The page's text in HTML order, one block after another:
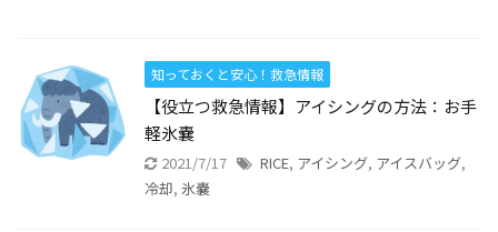
知っておくと安心！救急情報
【役立つ救急情報】アイシングの方法：お手
軽氷嚢
2021/7/17 RICE, アイシング, アイスバッグ,
冷却, 氷嚢